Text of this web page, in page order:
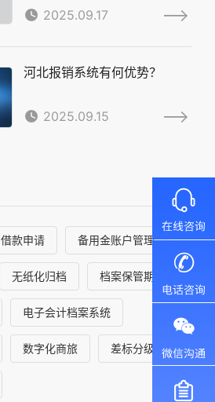
2025.09.17
河北报销系统有何优势？
2025.09.15
借款申请 备用金账户管理
无纸化归档 档案保管期限
电子会计档案系统
数字化商旅 差标分级